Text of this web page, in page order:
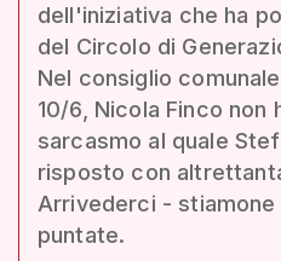
dell'iniziativa che ha
del Circolo di
Nel consiglio
10/6, Nicola Finco non
sarcasmo al quale
risposto con
Arrivederci -
puntate.